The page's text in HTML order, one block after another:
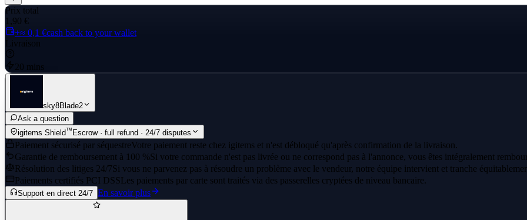
Prix total
1,90 €
+≈ 0,1 €cash back to your wallet
Livraison
20 mins
sky8Blade2
Ask a question
igitems Shield™ Escrow · full refund · 24/7 disputes
Paiement sécurisé par séquestreVotre paiement reste chez igitems et n'est débloqué qu'après confirmation de la livraison.
Garantie de remboursement à 100 %Si votre commande n'est pas livrée ou ne correspond pas à l'annonce, vous êtes intégralement
Résolution des litiges 24/7Si vous ne parvenez pas à résoudre un problème avec le vendeur, notre équipe intervient et tranche
Paiements certifiés PCI DSSLes paiements par carte sont traités via des passerelles cryptées de niveau bancaire.
Support en direct 24/7 En savoir plus